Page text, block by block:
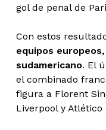
gol de penal de
Con estos
equipos
sudamericano. El
el combinado
figura a Florent
Liverpool y Atlético